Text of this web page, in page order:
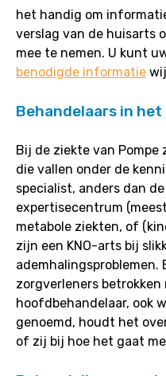
het handig om
verslag van de huisarts
mee te nemen. U kunt
benodigde informatie
Behandelaars in
Bij de ziekte van
die vallen onder de
specialist, anders dan
expertisecentrum
metabole ziekten, of
zijn een KNO-arts bij
ademhalingsproblemen.
zorgverleners betrokken
hoofdbehandelaar, ook
genoemd, houdt het
of zij bij hoe het gaat